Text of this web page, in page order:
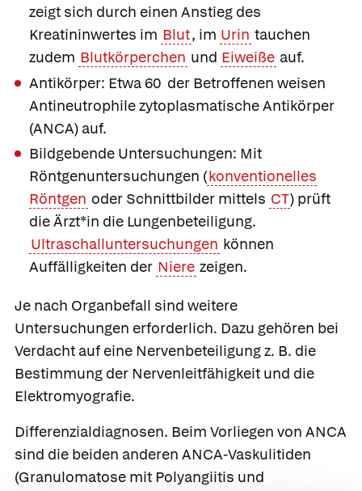
zeigt sich durch einen Anstieg des
Kreatininwertes im Blut, im Urin tauchen
zudem Blutkörperchen und Eiweiße auf.
Antikörper: Etwa 60 der Betroffenen weisen
Antineutrophile zytoplasmatische Antikörper
(ANCA) auf.
Bildgebende Untersuchungen: Mit
Röntgenuntersuchungen (konventionelles
Röntgen oder Schnittbilder mittels CT) prüft
die Ärzt*in die Lungenbeteiligung.
Ultraschalluntersuchungen können
Auffälligkeiten der Niere zeigen.
Je nach Organbefall sind weitere
Untersuchungen erforderlich. Dazu gehören bei
Verdacht auf eine Nervenbeteiligung z. B. die
Bestimmung der Nervenleitfähigkeit und die
Elektromyografie.
Differenzialdiagnosen. Beim Vorliegen von ANCA
sind die beiden anderen ANCA-Vaskulitiden
(Granulomatose mit Polyangiitis und